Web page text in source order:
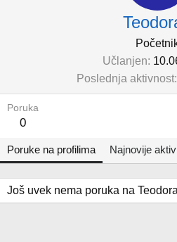
Učlanjen
Poslednja aktivnost
Poruka
0
Poruke na profilima Najnovije
Još uvek nema poruka na